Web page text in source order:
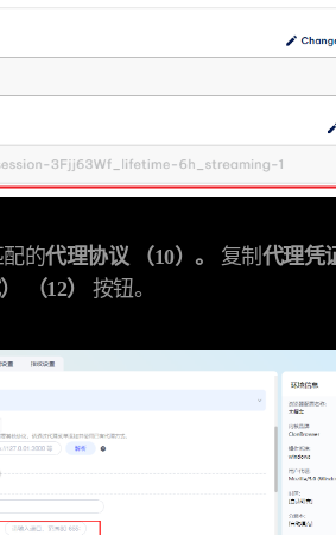
配的代理协议 （10）。 复制 代理凭
（12） 按钮。